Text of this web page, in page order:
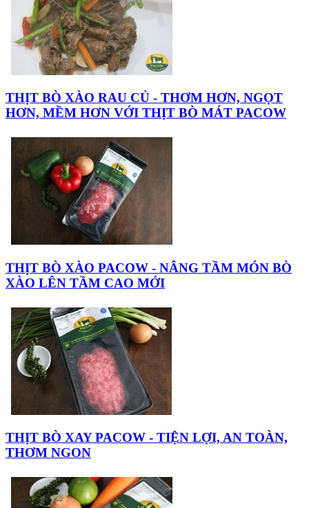
THỊT BÒ XÀO RAU CỦ - THƠM HƠN, NGỌT
HƠN, MỀM HƠN VỚI THỊT BÒ MÁT PACOW
THỊT BÒ XÀO PACOW - NÂNG TẦM MÓN BÒ
XÀO LÊN TẦM CAO MỚI
THỊT BÒ XAY PACOW - TIỆN LỢI, AN TOÀN,
THƠM NGON